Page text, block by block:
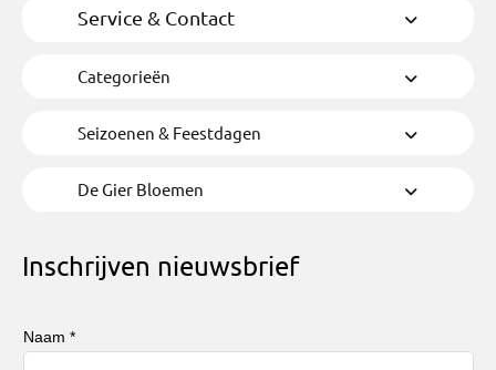
Service & Contact
Categorieën
Seizoenen & Feestdagen
De Gier Bloemen
Inschrijven nieuwsbrief
Naam *